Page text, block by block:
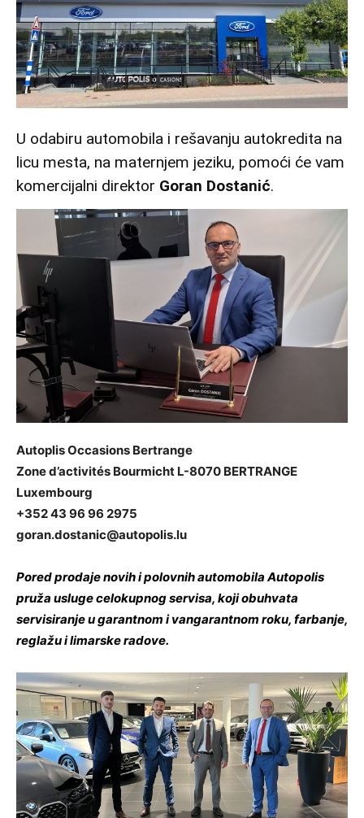
U odabiru automobila i rešavanju autokredita na
licu mesta, na maternjem jeziku, pomoći će vam
komercijalni direktor Goran Dostanić.
Autoplis Occasions Bertrange
Zone d’activités Bourmicht L-8070 BERTRANGE
Luxembourg
+352 43 96 96 2975
goran.dostanic@autopolis.lu
Pored prodaje novih i polovnih automobila Autopolis
pruža usluge celokupnog servisa, koji obuhvata
servisiranje u garantnom i vangarantnom roku, farbanje,
reglažu i limarske radove.